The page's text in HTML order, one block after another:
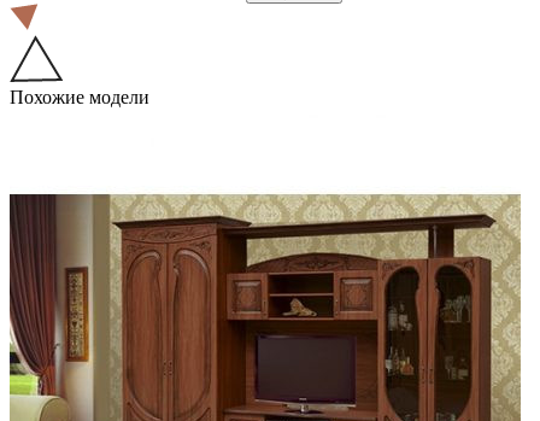
Похожие модели